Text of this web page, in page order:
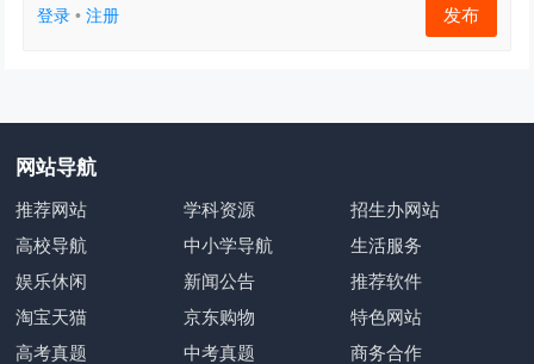
登录 •注册 发布
网站导航
推荐网站 学科资源
招生办网站
高校导航
中小学导航
生活服务
娱乐休闲
新闻公告
推荐软件
淘宝天猫
京东购物
特色网站
高考真题
中考真题 商务合作